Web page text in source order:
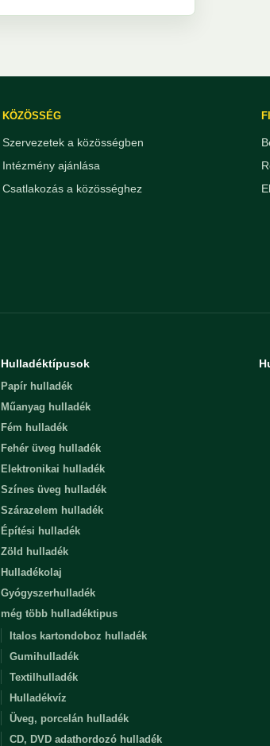
KÖZÖSSÉG
Szervezetek a közösségben
Intézmény ajánlása
Csatlakozás a közösséghez
Hulladéktípusok
Papír hulladék
Műanyag hulladék
Fém hulladék
Fehér üveg hulladék
Elektronikai hulladék
Színes üveg hulladék
Szárazelem hulladék
Építési hulladék
Zöld hulladék
Hulladékolaj
Gyógyszerhulladék
még több hulladéktipus
Italos kartondoboz hulladék
Gumihulladék
Textilhulladék
Hulladékvíz
Üveg, porcelán hulladék
CD, DVD adathordozó hulladék